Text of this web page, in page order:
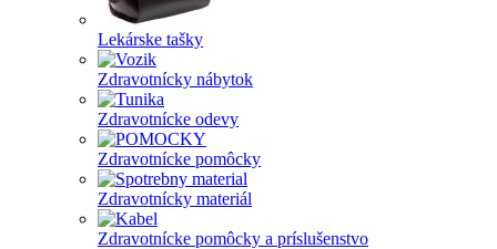
Lekárske tašky
Zdravotnícky nábytok
Zdravotnícke odevy
Zdravotnícke pomôcky
Zdravotnícky materiál
Zdravotnícke pomôcky a príslušenstvo